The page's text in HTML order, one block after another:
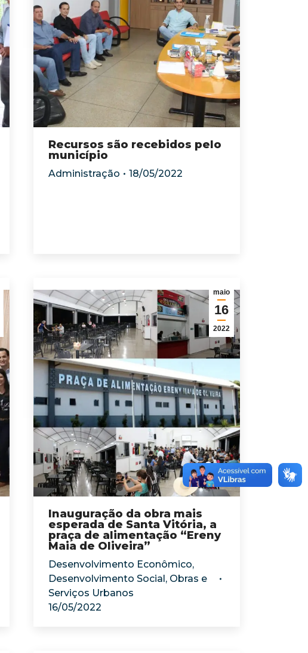
Recursos são recebidos pelo
município
Administração 18/05/2022
maio
16
2022
Inauguração da obra mais
esperada de Santa Vitória, a
praça de alimentação “Ereny
Maia de Oliveira”
Desenvolvimento Econômico,
Desenvolvimento Social, Obras e
Serviços Urbanos
16/05/2022